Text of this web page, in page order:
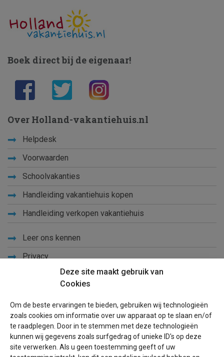
Deze site maakt gebruik van
Cookies
Om de beste ervaringen te bieden, gebruiken wij technologieën
zoals cookies om informatie over uw apparaat op te slaan en/of
te raadplegen. Door in te stemmen met deze technologieën
kunnen wij gegevens zoals surfgedrag of unieke ID's op deze
site verwerken. Als u geen toestemming geeft of uw
Boek direct bij de eigenaar!
Over Holland-vakantiehuis.nl
Helpdesk
Voorwaarden
Schoolvakanties
Handleiding vakantiehuis kopen
Handleiding verkopen vakantiehuis
Leer ons kennen
Privacy
Blog
Voor eigenaren